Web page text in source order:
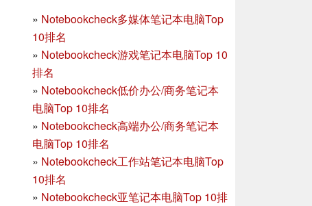
» Notebookcheck多媒体笔记本电脑Top
10排名
» Notebookcheck游戏笔记本电脑Top 10
排名
» Notebookcheck低价办公/商务笔记本
电脑Top 10排名
» Notebookcheck高端办公/商务笔记本
电脑Top 10排名
» Notebookcheck工作站笔记本电脑Top
10排名
» Notebookcheck亚笔记本电脑Top 10排